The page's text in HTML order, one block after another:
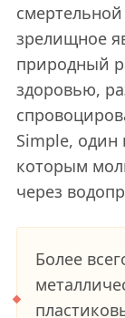
зрелищное
природный
здоровью,
Simple, один
которым
через
Более